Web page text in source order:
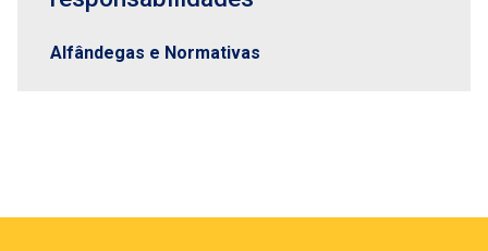
Alfândegas e Normativas